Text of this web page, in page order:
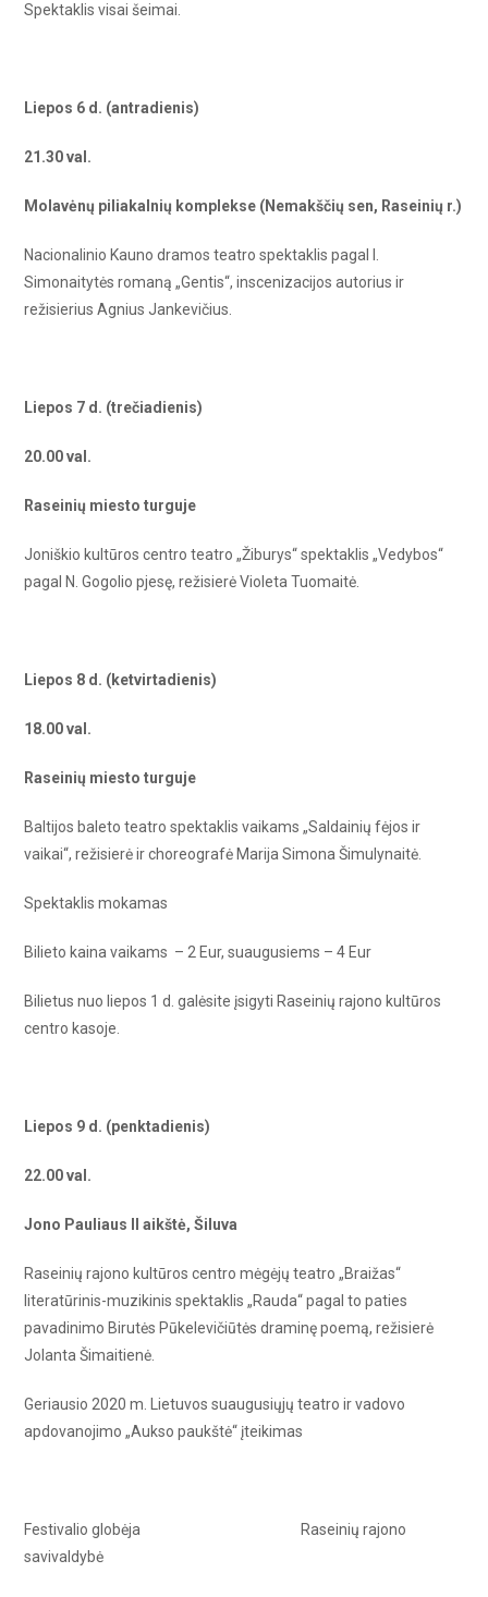
Spektaklis visai šeimai.
Liepos 6 d. (antradienis)
21.30 val.
Molavėnų piliakalnių komplekse (Nemakščių sen, Raseinių r.)
Nacionalinio Kauno dramos teatro spektaklis pagal I.
Simonaitytės romaną „Gentis“, inscenizacijos autorius ir
režisierius Agnius Jankevičius.
Liepos 7 d. (trečiadienis)
20.00 val.
Raseinių miesto turguje
Joniškio kultūros centro teatro „Žiburys“ spektaklis „Vedybos“
pagal N. Gogolio pjesę, režisierė Violeta Tuomaitė.
Liepos 8 d. (ketvirtadienis)
18.00 val.
Raseinių miesto turguje
Baltijos baleto teatro spektaklis vaikams „Saldainių fėjos ir
vaikai“, režisierė ir choreografė Marija Simona Šimulynaitė.
Spektaklis mokamas
Bilieto kaina vaikams – 2 Eur, suaugusiems – 4 Eur
Bilietus nuo liepos 1 d. galėsite įsigyti Raseinių rajono kultūros
centro kasoje.
Liepos 9 d. (penktadienis)
22.00 val.
Jono Pauliaus II aikštė, Šiluva
Raseinių rajono kultūros centro mėgėjų teatro „Braižas“
literatūrinis-muzikinis spektaklis „Rauda“ pagal to paties
pavadinimo Birutės Pūkelevičiūtės draminę poemą, režisierė
Jolanta Šimaitienė.
Geriausio 2020 m. Lietuvos suaugusiųjų teatro ir vadovo
apdovanojimo „Aukso paukštė“ įteikimas
Festivalio globėja Raseinių rajono
savivaldybė